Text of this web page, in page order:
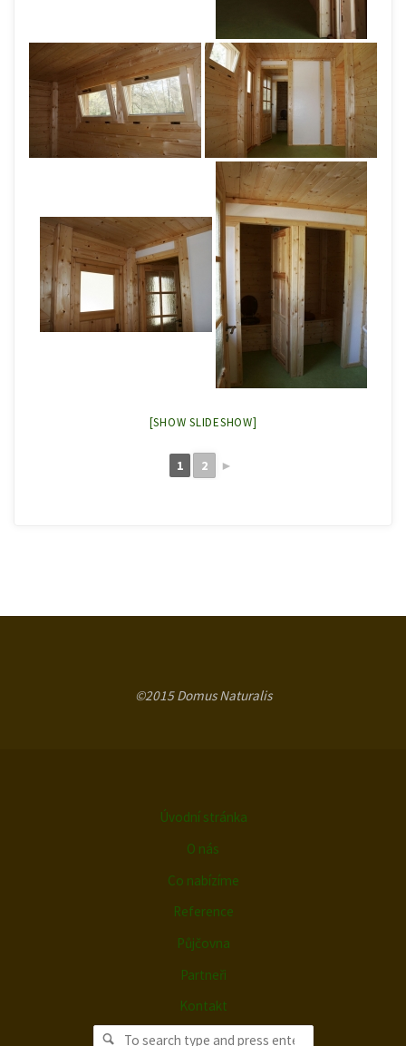
[SHOW SLIDESHOW]
1 2 ►
©2015 Domus Naturalis
Úvodní stránka
O nás
Co nabízíme
Reference
Půjčovna
Partneři
Kontakt
Search